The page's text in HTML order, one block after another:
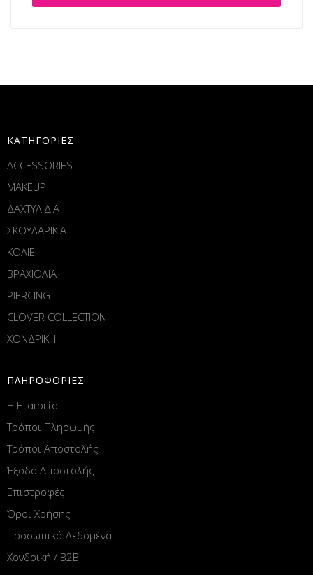
ΚΑΤΗΓΟΡΙΕΣ
ACCESSORIES
MAKEUP
ΔΑΧΤΥΛΙΔΙΑ
ΣΚΟΥΛΑΡΙΚΙΑ
ΚΟΛΙΕ
ΒΡΑΧΙΟΛΙΑ
PIERCING
CLOVER COLLECTION
ΧΟΝΔΡΙΚΗ
ΠΛΗΡΟΦΟΡΙΕΣ
Η Εταιρεία
Τρόποι Πληρωμής
Τρόποι Αποστολής
Έξοδα Αποστολής
Επιστροφές
Όροι Χρήσης
Προσωπικά Δεδομένα
Χονδρική / B2B